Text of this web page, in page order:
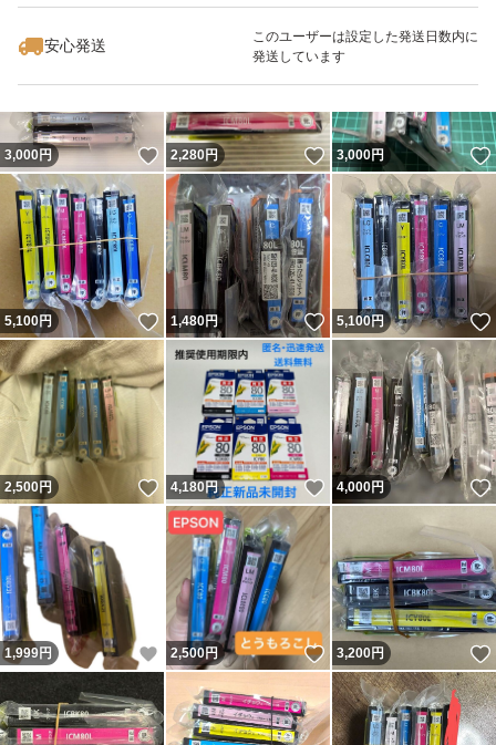
安心発送
このユーザーは設定した発送日数内に
発送しています
3,000円 いいね！
2,280円 いいね！
3,000円
5,100円 いいね！
1,480円 いいね！
5,100円
2,500円 いいね！
4,180円 いいね！
4,000円
1,999円 いいね！
2,500円 いいね！
3,200円